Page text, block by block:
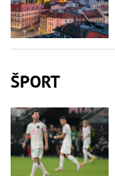
ŠPORT